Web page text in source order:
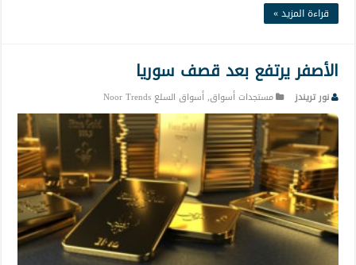
قراءة المزيد »
الأصفر يرتفع بعد قصف سوريا
نور تريندز مستجدات أسواق,أسواق السلع Noor Trends